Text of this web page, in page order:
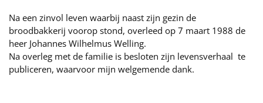
Na een zinvol leven waarbij naast zijn gezin de
broodbakkerij voorop stond, overleed op 7 maart 1988 de
heer Johannes Wilhelmus Welling.
Na overleg met de familie is besloten zijn levensverhaal te
publiceren, waarvoor mijn welgemende dank.